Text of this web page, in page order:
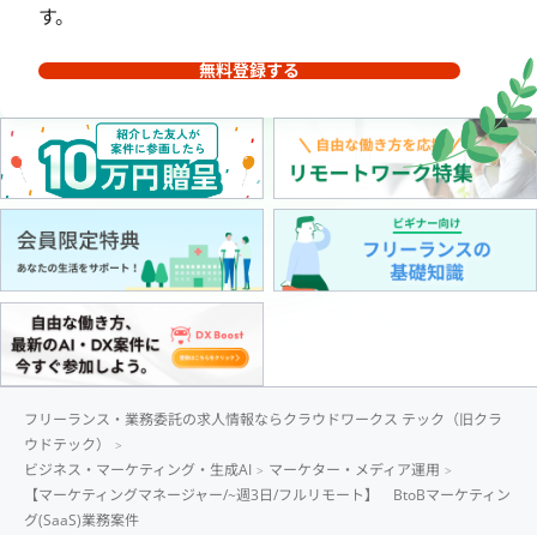
す。
無料登録する
フリーランス・業務委託の求人情報ならクラウドワークス テック（旧クラ
ウドテック）
ビジネス・マーケティング・生成AI
マーケター・メディア運用
【マーケティングマネージャー/~週3日/フルリモート】 BtoBマーケティン
グ(SaaS)業務案件